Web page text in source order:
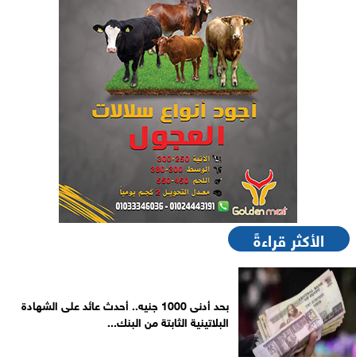
الأكثر قراءةً
بحد أدنى 1000 جنيه.. أحدث عائد على الشهادة
البلاتينية الثابتة من البنك...